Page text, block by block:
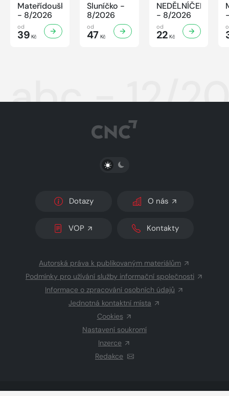
Mateřídouška
- 8/2026
od
39 Kč
Sluníčko -
8/2026
od
47 Kč
NEDĚLNÍČEK
- 8/2026
od
22 Kč
abc - 12/
PŘEPNOUT SVĚTLÝ/TMAVÝ REŽIM
Dotazy O nás
VOP Kontakty
Autorská práva k publikovaným materiálům
Podmínky pro užívání služby informační společnosti
Informace o zpracování osobních údajů
Jednotná kontaktní místa
Cookies
Nastavení soukromí
Inzerce
Redakce